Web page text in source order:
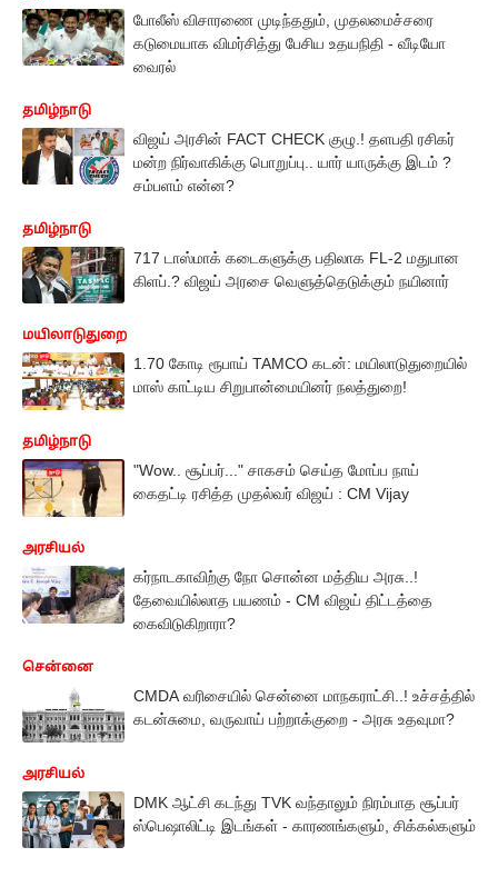
போலீஸ் விசாரணை முடிந்ததும், முதலமைச்சரை
கடுமையாக விமர்சித்து பேசிய உதயநிதி - வீடியோ
வைரல்
தமிழ்நாடு
விஜய் அரசின் FACT CHECK குழு.! தளபதி ரசிகர்
மன்ற நிர்வாகிக்கு பொறுப்பு.. யார் யாருக்கு இடம் ?
சம்பளம் என்ன?
தமிழ்நாடு
717 டாஸ்மாக் கடைகளுக்கு பதிலாக FL-2 மதுபான
கிளப்.? விஜய் அரசை வெளுத்தெடுக்கும் நயினார்
மயிலாடுதுறை
1.70 கோடி ரூபாய் TAMCO கடன்: மயிலாடுதுறையில்
மாஸ் காட்டிய சிறுபான்மையினர் நலத்துறை!
தமிழ்நாடு
"Wow.. சூப்பர்..." சாகசம் செய்த மோப்ப நாய்
கைதட்டி ரசித்த முதல்வர் விஜய் : CM Vijay
அரசியல்
கர்நாடகாவிற்கு நோ சொன்ன மத்திய அரசு..!
தேவையில்லாத பயணம் - CM விஜய் திட்டத்தை
கைவிடுகிறாரா?
சென்னை
CMDA வரிசையில் சென்னை மாநகராட்சி..! உச்சத்தில்
கடன்சுமை, வருவாய் பற்றாக்குறை - அரசு உதவுமா?
அரசியல்
DMK ஆட்சி கடந்து TVK வந்தாலும் நிரம்பாத சூப்பர்
ஸ்பெஷாலிட்டி இடங்கள் - காரணங்களும், சிக்கல்களும்